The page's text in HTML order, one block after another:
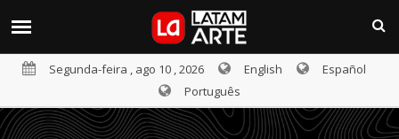
Segunda-feira , ago 10 , 2026 English
Español
Português